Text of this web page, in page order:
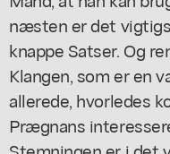
næsten er det
knappe Satser. Og
Klangen, som er en
allerede, hvorledes
Prægnans